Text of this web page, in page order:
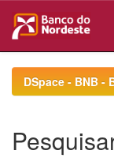
navigationDSpace - BNB -